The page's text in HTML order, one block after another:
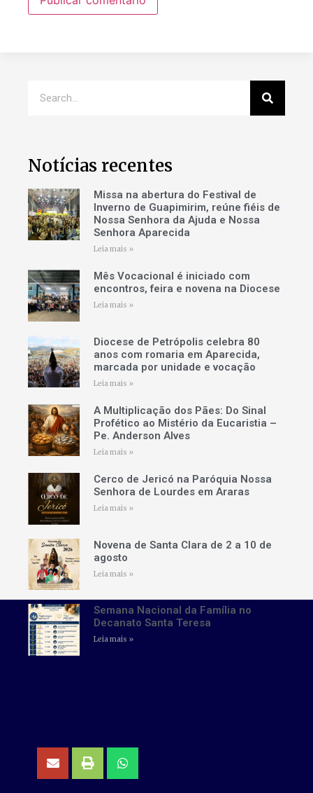
Notícias recentes
Missa na abertura do Festival de
Inverno de Guapimirim, reúne fiéis de
Nossa Senhora da Ajuda e Nossa
Senhora Aparecida
Leia mais »
Mês Vocacional é iniciado com
encontros, feira e novena na Diocese
Leia mais »
Diocese de Petrópolis celebra 80
anos com romaria em Aparecida,
marcada por unidade e vocação
Leia mais »
A Multiplicação dos Pães: Do Sinal
Profético ao Mistério da Eucaristia –
Pe. Anderson Alves
Leia mais »
Cerco de Jericó na Paróquia Nossa
Senhora de Lourdes em Araras
Leia mais »
Novena de Santa Clara de 2 a 10 de
agosto
Leia mais »
Semana Nacional da Família no
Decanato Santa Teresa
Leia mais »